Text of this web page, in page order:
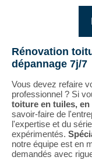
Rénovation
dépannage 7j/7
Vous devez refaire
professionnel ? Si
toiture en tuiles,
savoir-faire de
l'expertise et du
expérimentés.
notre équipe est en
demandés avec